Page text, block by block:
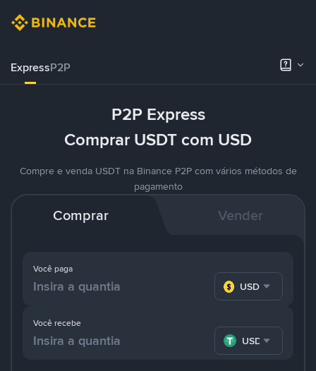
ExpressP2P
P2P Express
Comprar USDT com USD
Compre e venda USDT na Binance P2P com vários métodos de
pagamento
Comprar Vender
Você paga
USD
Você recebe
USDT